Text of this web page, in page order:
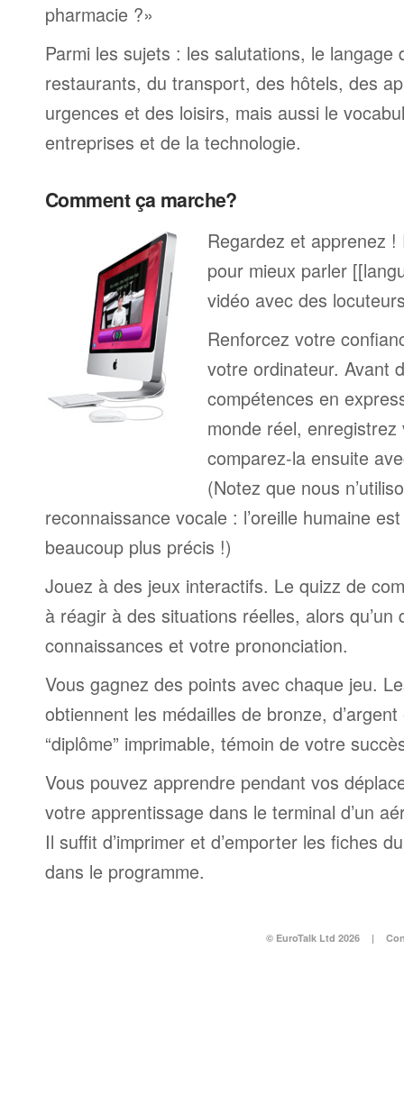
pharmacie ?»
Parmi les sujets : les salutations, le langage
restaurants, du transport, des hôtels, des
urgences et des loisirs, mais aussi le
entreprises et de la technologie.
Comment ça marche?
Regardez et apprenez
pour mieux parler
vidéo avec des
Renforcez votre
votre ordinateur. Avant
compétences en
monde réel,
comparez-la ensuite
(Notez que nous
reconnaissance vocale : l’oreille humaine
beaucoup plus précis !)
Jouez à des jeux interactifs. Le quizz de
à réagir à des situations réelles, alors
connaissances et votre prononciation.
Vous gagnez des points avec chaque jeu.
obtiennent les médailles de bronze, d’argent
“diplôme” imprimable, témoin de votre
Vous pouvez apprendre pendant vos
votre apprentissage dans le terminal d’un
Il suffit d’imprimer et d’emporter les fiches
dans le programme.
© EuroTalk Ltd 2026 |